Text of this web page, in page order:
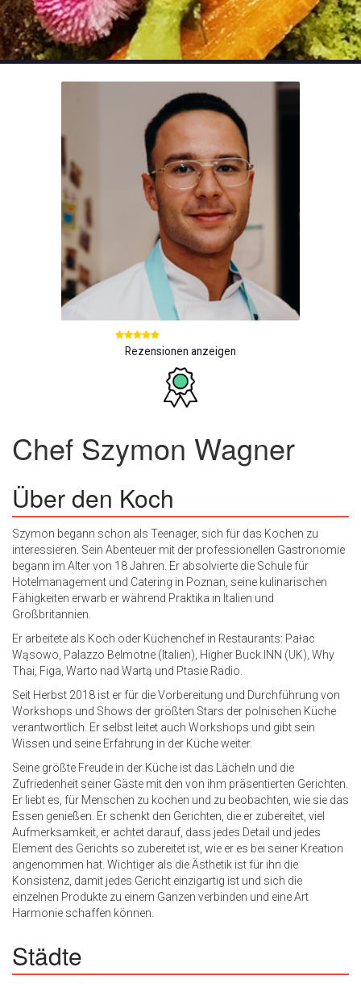
Rezensionen anzeigen
Chef Szymon Wagner
Über den Koch
Szymon begann schon als Teenager, sich für das Kochen zu
interessieren. Sein Abenteuer mit der professionellen Gastronomie
begann im Alter von 18 Jahren. Er absolvierte die Schule für
Hotelmanagement und Catering in Poznan, seine kulinarischen
Fähigkeiten erwarb er während Praktika in Italien und
Großbritannien.
Er arbeitete als Koch oder Küchenchef in Restaurants: Pałac
Wąsowo, Palazzo Belmotne (Italien), Higher Buck INN (UK), Why
Thai, Figa, Warto nad Wartą und Ptasie Radio.
Seit Herbst 2018 ist er für die Vorbereitung und Durchführung von
Workshops und Shows der größten Stars der polnischen Küche
verantwortlich. Er selbst leitet auch Workshops und gibt sein
Wissen und seine Erfahrung in der Küche weiter.
Seine größte Freude in der Küche ist das Lächeln und die
Zufriedenheit seiner Gäste mit den von ihm präsentierten Gerichten.
Er liebt es, für Menschen zu kochen und zu beobachten, wie sie das
Essen genießen. Er schenkt den Gerichten, die er zubereitet, viel
Aufmerksamkeit, er achtet darauf, dass jedes Detail und jedes
Element des Gerichts so zubereitet ist, wie er es bei seiner Kreation
angenommen hat. Wichtiger als die Ästhetik ist für ihn die
Konsistenz, damit jedes Gericht einzigartig ist und sich die
einzelnen Produkte zu einem Ganzen verbinden und eine Art
Harmonie schaffen können.
Städte